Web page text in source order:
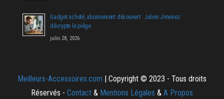
Gadget acheté, abonnement découvert : Julien Jimenez
décrypte le piège
julio 28, 2026
Meilleurs-Accessoires.com | Copyright © 2023 - Tous droits
Réservés - Contact & Mentions Légales & A Propos